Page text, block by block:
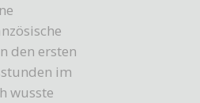
den ersten
im
wusste